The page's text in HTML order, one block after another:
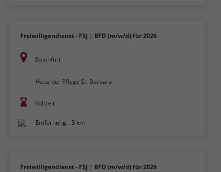
Freiwilligendienst - FSJ | BFD (m/w/d) für 2026
Baienfurt
Haus der Pflege St. Barbara
Vollzeit
Entfernung: 3 km
Freiwilligendienst - FSJ | BFD (m/w/d) für 2026